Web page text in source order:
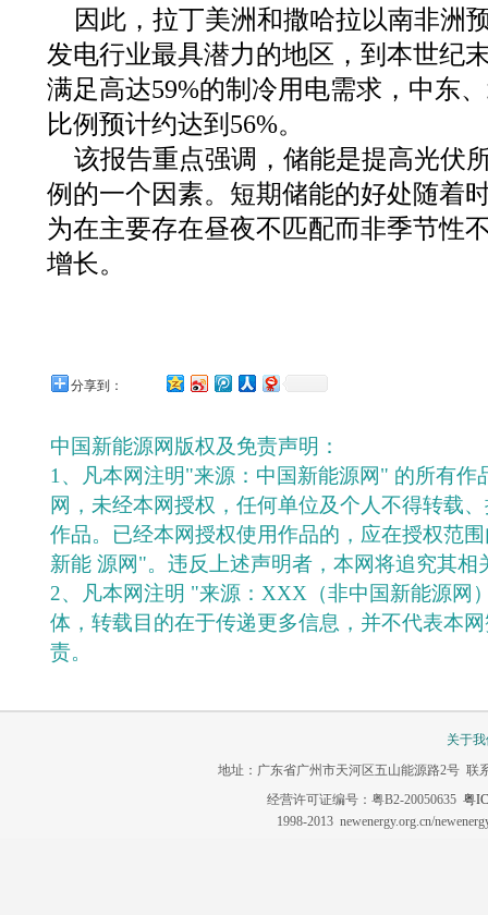
因此，拉丁美洲和撒哈拉以南非洲
发电行业最具潜力的地区，到本世纪
满足高达59%的制冷用电需求，中东
比例预计约达到56%。
该报告重点强调，储能是提高光伏
例的一个因素。短期储能的好处随着
为在主要存在昼夜不匹配而非季节性
增长。
分享到：
中国新能源网版权及免责声明：
1、凡本网注明"来源：中国新能源网" 的所有作
网，未经本网授权，任何单位及个人不得转载
作品。已经本网授权使用作品的，应在授权范
新能 源网"。违反上述声明者，本网将追究其相
2、凡本网注明 "来源：XXX（非中国新能源网
体，转载目的在于传递更多信息，并不代表本
责。
关于
地址：广东省广州市天河区五山能源路2号 联
经营许可证编号：粤B2-20050635 粤
1998-2013 newenergy.org.cn/